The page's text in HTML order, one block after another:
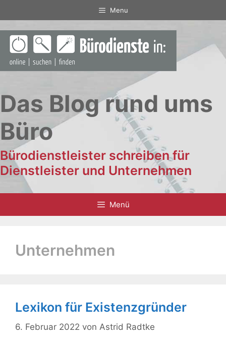
Inhalt
springen
Menu
Das Blog rund ums
Büro
Bürodienstleister schreiben für
Dienstleister und Unternehmen
Menü
Unternehmen
Lexikon für Existenzgründer
6. Februar 2022 von Astrid Radtke